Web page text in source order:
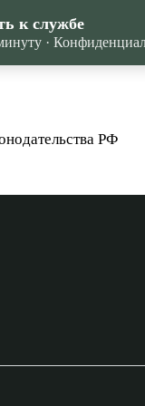
РФ
к службе
·